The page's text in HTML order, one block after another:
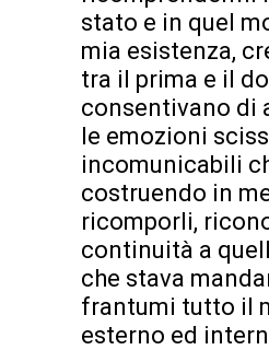
stato e in quel
mia esistenza,
tra il prima e il
consentivano di
le emozioni
incomunicabili
costruendo in
ricomporli,
continuità a
che stava
frantumi tutto il
esterno ed